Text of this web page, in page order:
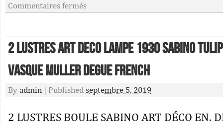
Commentaires fermés
2 Lustres Art Deco Lampe 1930 Sabino
Vasque Muller Degue French
By admin | Published septembre 5, 2019
2 LUSTRES BOULE SABINO ART DÉCO EN.